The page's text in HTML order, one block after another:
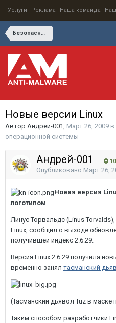
Услуги Реклама Наша команда
Безопасность средствами операционной системы
Новые версии Linux
Автор Андрей-001, Март 26, 2009 в
операционной системы
Андрей-001
Опубликовано Март 26,
Новая версия
логотипом
Линус Торвальдс (Linus
Linux, сообщил о выходе
получившей индекс 2.6.29.
Версия Linux 2.6.29 получила
временно занял тасманский
(Тасманский дьявол Tuz в маске
Таким способом разработчики